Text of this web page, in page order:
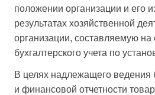
положении организации и его
результатах хозяйственной
организации, составляемую
бухгалтерского учета по
В целях надлежащего ведения
и финансовой отчетности